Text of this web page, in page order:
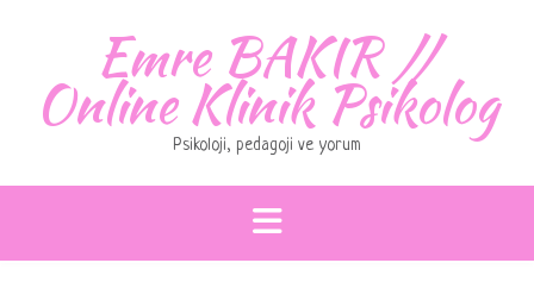
Emre BAKIR //
Online Klinik Psikolog
Psikoloji, pedagoji ve yorum